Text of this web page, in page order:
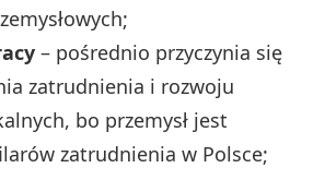
– pośrednio przyczynia się
zatrudnienia i rozwoju
bo przemysł jest
zatrudnienia w Polsce;